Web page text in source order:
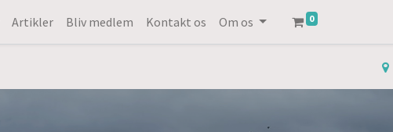
Artikler Bliv medlem Kontakt os Om os 0